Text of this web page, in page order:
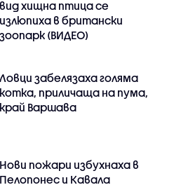
вид хищна птица се
излюпиха в британски
зоопарк (ВИДЕО)
Ловци забелязаха голяма
котка, приличаща на пума,
край Варшава
Нови пожари избухнаха в
Пелопонес и Кавала